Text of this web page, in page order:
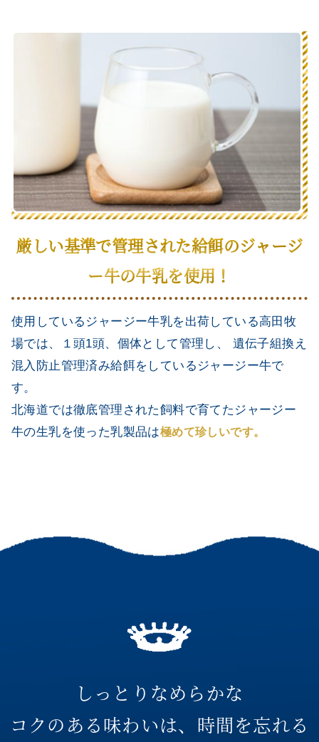
厳しい基準で管理された給餌のジャージ
ー牛の牛乳を使用！
使用しているジャージー牛乳を出荷している高田牧
場では、１頭1頭、個体として管理し、 遺伝子組換え
混入防止管理済み給餌をしているジャージー牛で
す。
北海道では徹底管理された飼料で育てたジャージー
牛の生乳を使った乳製品は極めて珍しいです。
しっとりなめらかな
コクのある味わいは、時間を忘れる